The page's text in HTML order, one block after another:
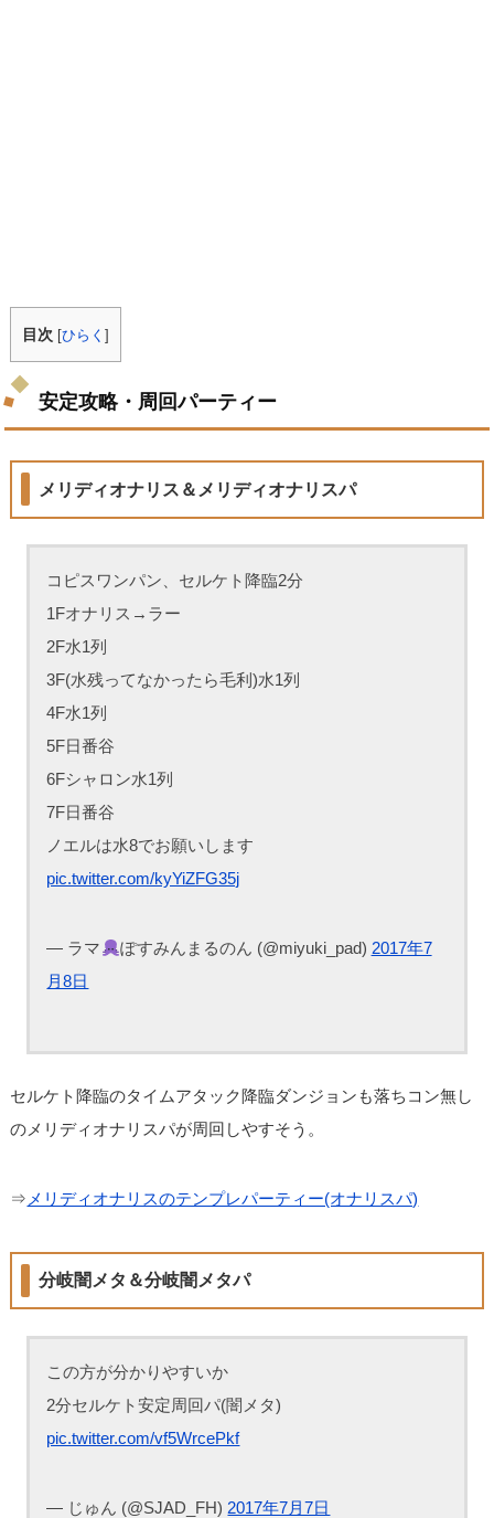
目次 [ひらく]
安定攻略・周回パーティー
メリディオナリス＆メリディオナリスパ
コピスワンパン、セルケト降臨2分
1Fオナリス→ラー
2F水1列
3F(水残ってなかったら毛利)水1列
4F水1列
5F日番谷
6Fシャロン水1列
7F日番谷
ノエルは水8でお願いします
pic.twitter.com/kyYiZFG35j
— ラマ ぽすみんまるのん (@miyuki_pad) 2017年7
月8日
セルケト降臨のタイムアタック降臨ダンジョンも落ちコン無し
のメリディオナリスパが周回しやすそう。
⇒ メリディオナリスのテンプレパーティー(オナリスパ)
分岐闇メタ＆分岐闇メタパ
この方が分かりやすいか
2分セルケト安定周回パ(闇メタ)
pic.twitter.com/vf5WrcePkf
— じゅん (@SJAD_FH) 2017年7月7日